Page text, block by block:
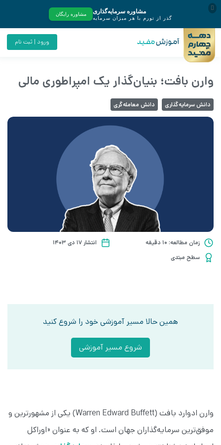
ورود | ثبت نام
وارن بافت؛ بنیان‌گذار یک امپراطوری مالی
دانش سرمایه‌گذاری دانش معامله‌گری
زمان مطالعه: 10 دقیقه
انتشار ۱۷ دی ۱۴۰۳
سطح مبتدی
همین حالا مسیر آموزشی خود را شروع کنید
شروع مسیر آموزشی
وارن ادوارد بافت (Warren Edward Buffett) یکی از مشهورترین و
موفق‌ترین سرمایه‌گذاران جهان است. او که به عنوان «اوراکل